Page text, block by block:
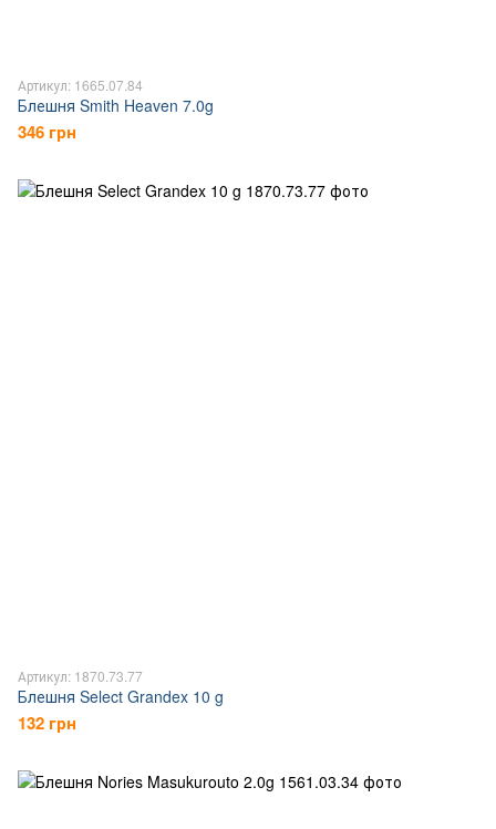
Артикул: 1665.07.84
Блешня Smith Heaven 7.0g
346 грн
Артикул: 1870.73.77
Блешня Select Grandex 10 g
132 грн